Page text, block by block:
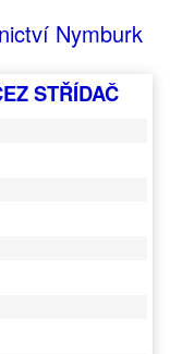
Nymburk
STŘÍDAČ